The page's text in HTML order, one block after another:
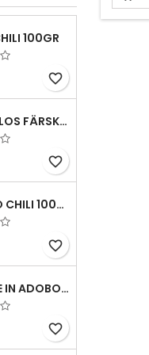
100GR
favorite_border
TOMATILLOS FÄRSKA 1HG
favorite_border
GUAJILLO CHILI 100GR
favorite_border
CHIPOTLE IN ADOBO LA COSTENA 220GR
favorite_border
även